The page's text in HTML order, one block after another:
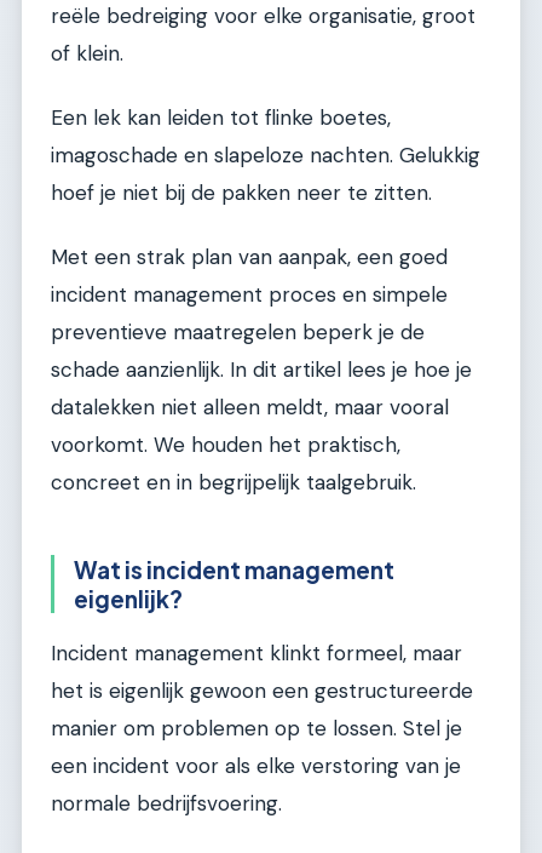
reële bedreiging voor elke organisatie, groot
of klein.
Een lek kan leiden tot flinke boetes,
imagoschade en slapeloze nachten. Gelukkig
hoef je niet bij de pakken neer te zitten.
Met een strak plan van aanpak, een goed
incident management proces en simpele
preventieve maatregelen beperk je de
schade aanzienlijk. In dit artikel lees je hoe je
datalekken niet alleen meldt, maar vooral
voorkomt. We houden het praktisch,
concreet en in begrijpelijk taalgebruik.
Wat is incident management
eigenlijk?
Incident management klinkt formeel, maar
het is eigenlijk gewoon een gestructureerde
manier om problemen op te lossen. Stel je
een incident voor als elke verstoring van je
normale bedrijfsvoering.